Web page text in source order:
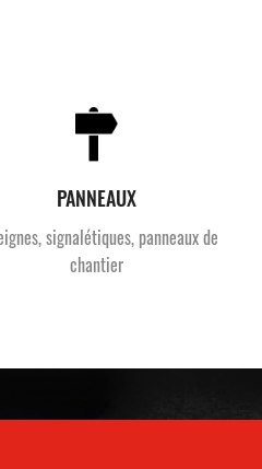
PANNEAUX
signalétiques, panneaux de
chantier